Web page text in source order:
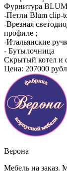
Фурнитура
-Петли Blum clip-
-Врезная
профиле ;
-Итальянские
- Бутылочница
Скрытый котел и
Цена: 207000
Верона
Мебель на заказ.